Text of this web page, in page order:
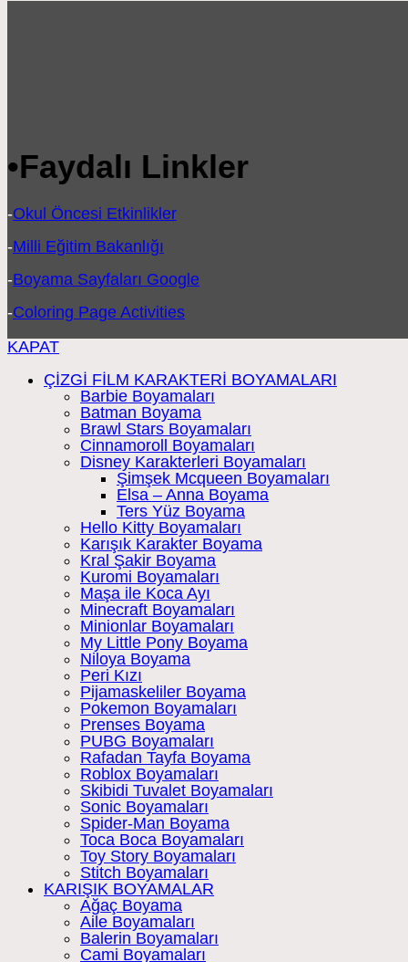
•Faydalı Linkler
-Okul Öncesi Etkinlikler
-Milli Eğitim Bakanlığı
-Boyama Sayfaları Google
-Coloring Page Activities
KAPAT
ÇİZGİ FİLM KARAKTERİ BOYAMALARI
Barbie Boyamaları
Batman Boyama
Brawl Stars Boyamaları
Cinnamoroll Boyamaları
Disney Karakterleri Boyamaları
Şimşek Mcqueen Boyamaları
Elsa – Anna Boyama
Ters Yüz Boyama
Hello Kitty Boyamaları
Karışık Karakter Boyama
Kral Şakir Boyama
Kuromi Boyamaları
Maşa ile Koca Ayı
Minecraft Boyamaları
Minionlar Boyamaları
My Little Pony Boyama
Niloya Boyama
Peri Kızı
Pijamaskeliler Boyama
Pokemon Boyamaları
Prenses Boyama
PUBG Boyamaları
Rafadan Tayfa Boyama
Roblox Boyamaları
Skibidi Tuvalet Boyamaları
Sonic Boyamaları
Spider-Man Boyama
Toca Boca Boyamaları
Toy Story Boyamaları
Stitch Boyamaları
KARIŞIK BOYAMALAR
Ağaç Boyama
Aile Boyamaları
Balerin Boyamaları
Cami Boyamaları